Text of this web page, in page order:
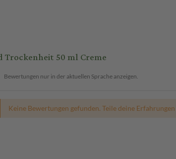
Trockenheit 50 ml Creme
Bewertungen nur in der aktuellen Sprache anzeigen.
Keine Bewertungen gefunden. Teile deine